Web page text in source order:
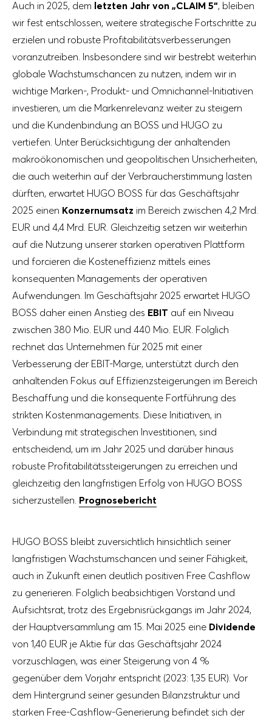
Auch in 2025, dem letzten Jahr von „CLAIM 5“, bleiben
wir fest entschlossen, weitere strategische Fortschritte zu
erzielen und robuste Profitabilitätsverbesserungen
voranzutreiben. Insbesondere sind wir bestrebt weiterhin
globale Wachstumschancen zu nutzen, indem wir in
wichtige Marken-, Produkt- und Omnichannel-Initiativen
investieren, um die Markenrelevanz weiter zu steigern
und die Kundenbindung an BOSS und HUGO zu
vertiefen. Unter Berücksichtigung der anhaltenden
makroökonomischen und geopolitischen Unsicherheiten,
die auch weiterhin auf der Verbraucherstimmung lasten
dürften, erwartet HUGO BOSS für das Geschäftsjahr
2025 einen Konzernumsatz im Bereich zwischen 4,2 Mrd.
EUR und 4,4 Mrd. EUR. Gleichzeitig setzen wir weiterhin
auf die Nutzung unserer starken operativen Plattform
und forcieren die Kosteneffizienz mittels eines
konsequenten Managements der operativen
Aufwendungen. Im Geschäftsjahr 2025 erwartet HUGO
BOSS daher einen Anstieg des EBIT auf ein Niveau
zwischen 380 Mio. EUR und 440 Mio. EUR. Folglich
rechnet das Unternehmen für 2025 mit einer
Verbesserung der EBIT-Marge, unterstützt durch den
anhaltenden Fokus auf Effizienzsteigerungen im Bereich
Beschaffung und die konsequente Fortführung des
strikten Kostenmanagements. Diese Initiativen, in
Verbindung mit strategischen Investitionen, sind
entscheidend, um im Jahr 2025 und darüber hinaus
robuste Profitabilitätssteigerungen zu erreichen und
gleichzeitig den langfristigen Erfolg von HUGO BOSS
sicherzustellen. Prognosebericht
HUGO BOSS bleibt zuversichtlich hinsichtlich seiner
langfristigen Wachstumschancen und seiner Fähigkeit,
auch in Zukunft einen deutlich positiven Free Cashflow
zu generieren. Folglich beabsichtigen Vorstand und
Aufsichtsrat, trotz des Ergebnisrückgangs im Jahr 2024,
der Hauptversammlung am 15. Mai 2025 eine Dividende
von 1,40 EUR je Aktie für das Geschäftsjahr 2024
vorzuschlagen, was einer Steigerung von 4 %
gegenüber dem Vorjahr entspricht (2023: 1,35 EUR). Vor
dem Hintergrund seiner gesunden Bilanzstruktur und
starken Free-Cashflow-Generierung befindet sich der